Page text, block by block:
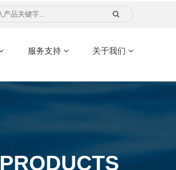
服务支持 关于我们
PRODUCTS